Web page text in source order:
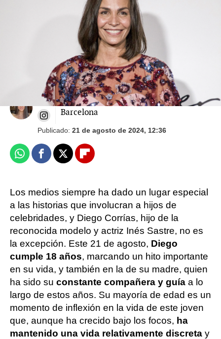
Aitor Ocio dedica un vídeo a su hija por su
18 cumpleaños: Así ha cambiado Naia
Marta Pareja
Barcelona
Publicado: 21 de agosto de 2024, 12:36
WhatsappFacebook
X Flipboard
Los medios siempre ha dado un lugar especial
a las historias que involucran a hijos de
celebridades, y Diego Corrías, hijo de la
reconocida modelo y actriz Inés Sastre, no es
la excepción. Este 21 de agosto, Diego
cumple 18 años, marcando un hito importante
en su vida, y también en la de su madre, quien
ha sido su constante compañera y guía a lo
largo de estos años. Su mayoría de edad es un
momento de inflexión en la vida de este joven
que, aunque ha crecido bajo los focos, ha
mantenido una vida relativamente discreta y